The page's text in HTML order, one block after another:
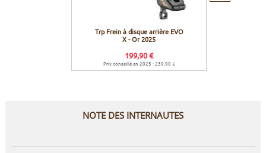
Trp Frein à disque arrière EVO
X - Or 2025
199,90 €
Prix conseillé en 2025 : 239,90 €
NOTE DES INTERNAUTES